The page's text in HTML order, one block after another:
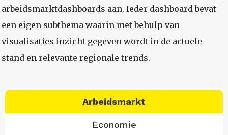
arbeidsmarktdashboards aan. Ieder dashboard bevat
een eigen subthema waarin met behulp van
visualisaties inzicht gegeven wordt in de actuele
stand en relevante regionale trends.
Arbeidsmarkt
Economie